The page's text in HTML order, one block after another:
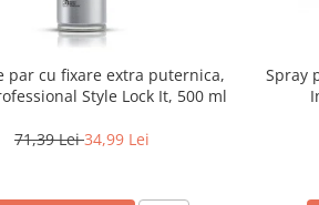
par cu fixare extra puternica,
Style Lock It, 500 ml
71,39 Lei34,99 Lei
Spray